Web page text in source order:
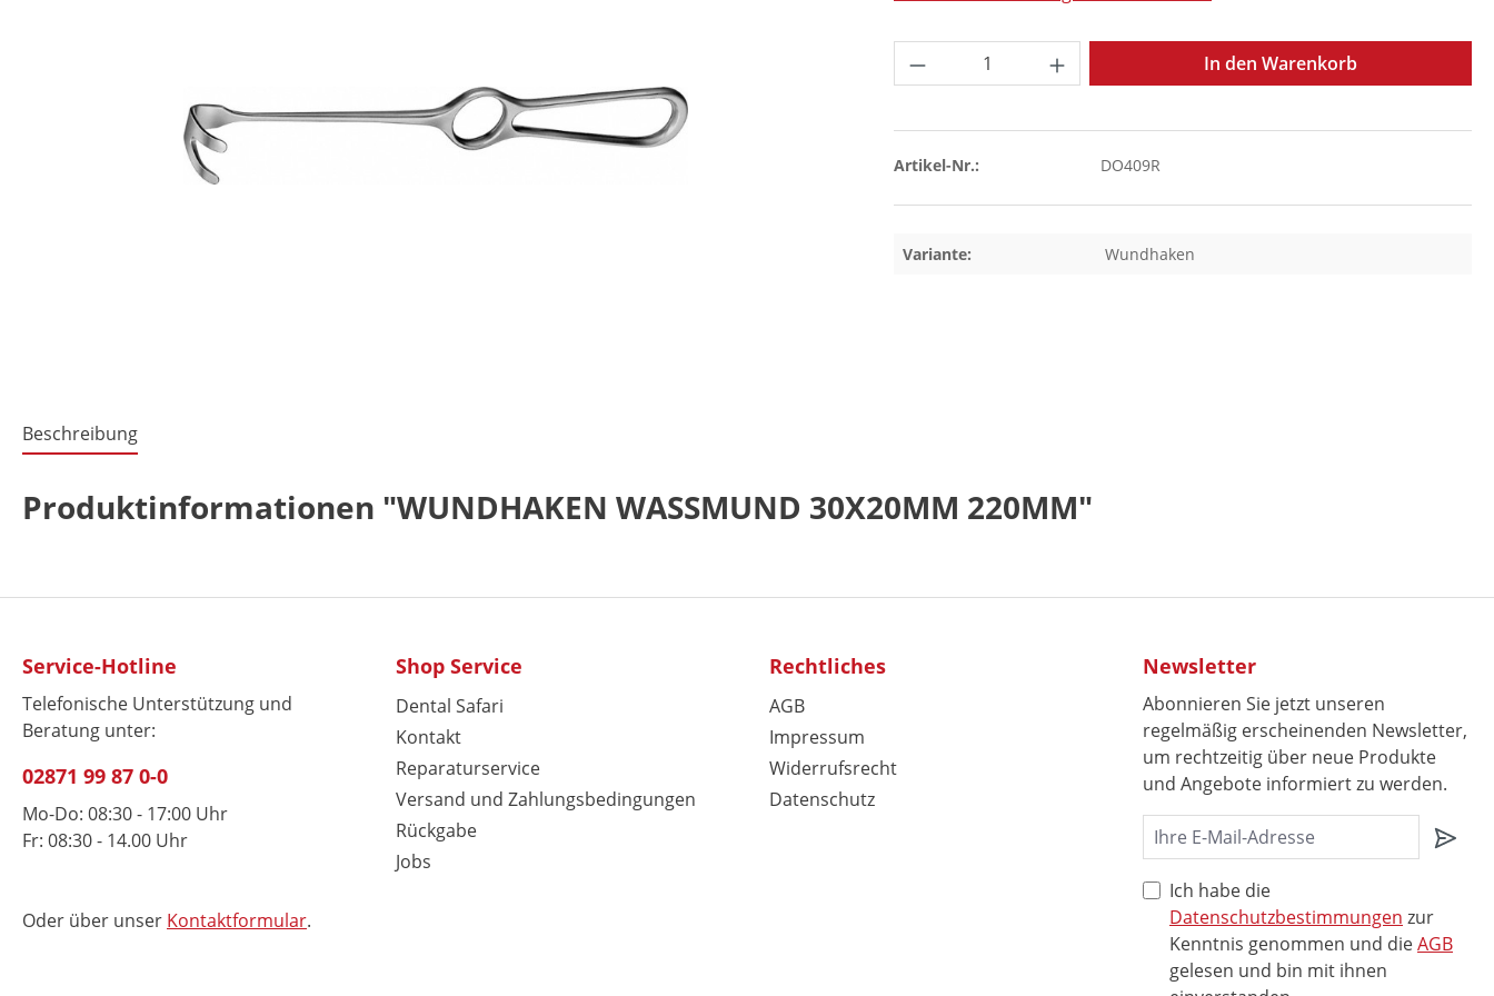
Produkt Anzahl: Gib den gewünschten Wert
In den Warenkorb
Artikel-Nr.: DO409R
Variante: Wundhaken
Beschreibung
Produktinformationen "WUNDHAKEN WASSMUND 30X20MM 220MM"
Service-Hotline
Telefonische Unterstützung und
Beratung unter:
02871 99 87 0-0
Mo-Do: 08:30 - 17:00 Uhr
Fr: 08:30 - 14.00 Uhr
Oder über unser Kontaktformular.
Shop Service
Dental Safari
Kontakt
Reparaturservice
Versand und Zahlungsbedingungen
Rückgabe
Jobs
Rechtliches
AGB
Impressum
Widerrufsrecht
Datenschutz
Newsletter
Abonnieren Sie jetzt unseren
regelmäßig erscheinenden Newsletter,
um rechtzeitig über neue Produkte
und Angebote informiert zu werden.
Ich habe die
Datenschutzbestimmungen zur
Kenntnis genommen und dieAGB
gelesen und bin mit ihnen